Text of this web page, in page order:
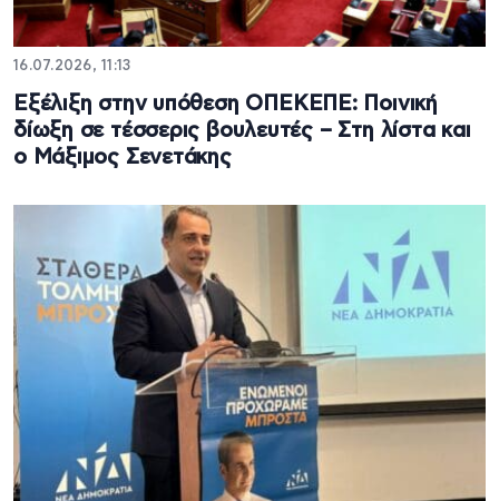
16.07.2026, 11:13
Εξέλιξη στην υπόθεση ΟΠΕΚΕΠΕ: Ποινική
δίωξη σε τέσσερις βουλευτές – Στη λίστα και
ο Μάξιμος Σενετάκης